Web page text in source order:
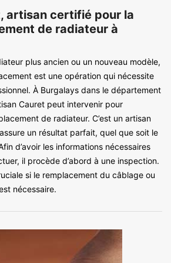
artisan certifié pour la
de radiateur à
plus ancien ou un nouveau modèle,
est une opération qui nécessite
À Burgalays dans le département
Cauret peut intervenir pour
de radiateur. C’est un artisan
un résultat parfait, quel que soit le
d’avoir les informations nécessaires
il procède d’abord à une inspection.
si le remplacement du câblage ou
nécessaire.